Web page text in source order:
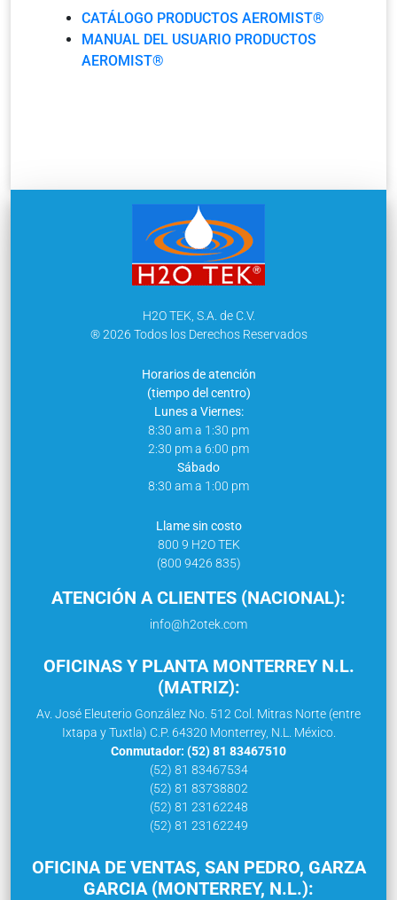
CATÁLOGO PRODUCTOS AEROMIST®
MANUAL DEL USUARIO PRODUCTOS
AEROMIST®
H2O TEK, S.A. de C.V.
® 2026 Todos los Derechos Reservados
Horarios de atención
(tiempo del centro)
Lunes a Viernes:
8:30 am a 1:30 pm
2:30 pm a 6:00 pm
Sábado
8:30 am a 1:00 pm
Llame sin costo
800 9 H2O TEK
(800 9426 835)
ATENCIÓN A CLIENTES (NACIONAL):
info@h2otek.com
OFICINAS Y PLANTA MONTERREY N.L.
(MATRIZ):
Av. José Eleuterio González No. 512 Col. Mitras Norte (entre
Ixtapa y Tuxtla) C.P. 64320 Monterrey, N.L. México.
Conmutador: (52) 81 83467510
(52) 81 83467534
(52) 81 83738802
(52) 81 23162248
(52) 81 23162249
OFICINA DE VENTAS, SAN PEDRO, GARZA
GARCIA (MONTERREY, N.L.):